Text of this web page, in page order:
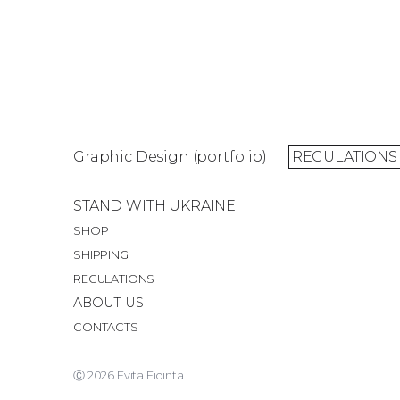
Graphic Design (portfolio) REGULATIONS
STAND WITH UKRAINE
SHOP
SHIPPING
REGULATIONS
ABOUT US
CONTACTS
Ⓒ 2026 Evita Eidinta